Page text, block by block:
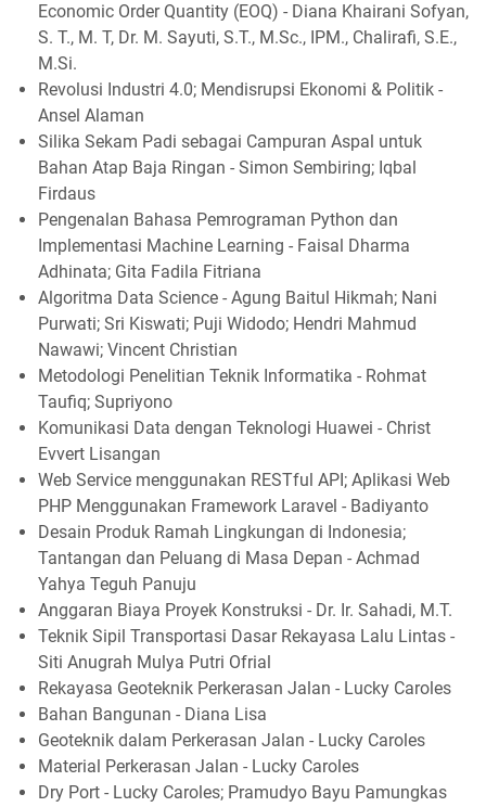
Economic Order Quantity (EOQ) - Diana Khairani Sofyan,
S. T., M. T, Dr. M. Sayuti, S.T., M.Sc., IPM., Chalirafi, S.E.,
M.Si.
Revolusi Industri 4.0; Mendisrupsi Ekonomi & Politik -
Ansel Alaman
Silika Sekam Padi sebagai Campuran Aspal untuk
Bahan Atap Baja Ringan - Simon Sembiring; Iqbal
Firdaus
Pengenalan Bahasa Pemrograman Python dan
Implementasi Machine Learning - Faisal Dharma
Adhinata; Gita Fadila Fitriana
Algoritma Data Science - Agung Baitul Hikmah; Nani
Purwati; Sri Kiswati; Puji Widodo; Hendri Mahmud
Nawawi; Vincent Christian
Metodologi Penelitian Teknik Informatika - Rohmat
Taufiq; Supriyono
Komunikasi Data dengan Teknologi Huawei - Christ
Evvert Lisangan
Web Service menggunakan RESTful API; Aplikasi Web
PHP Menggunakan Framework Laravel - Badiyanto
Desain Produk Ramah Lingkungan di Indonesia;
Tantangan dan Peluang di Masa Depan - Achmad
Yahya Teguh Panuju
Anggaran Biaya Proyek Konstruksi - Dr. Ir. Sahadi, M.T.
Teknik Sipil Transportasi Dasar Rekayasa Lalu Lintas -
Siti Anugrah Mulya Putri Ofrial
Rekayasa Geoteknik Perkerasan Jalan - Lucky Caroles
Bahan Bangunan - Diana Lisa
Geoteknik dalam Perkerasan Jalan - Lucky Caroles
Material Perkerasan Jalan - Lucky Caroles
Dry Port - Lucky Caroles; Pramudyo Bayu Pamungkas